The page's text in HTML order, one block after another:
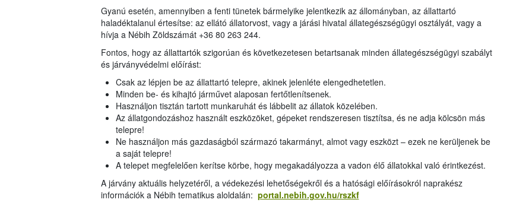
Gyanú esetén, amennyiben a fenti tünetek bármelyike jelentkezik az állományban, az állattartó
haladéktalanul értesítse: az ellátó állatorvost, vagy a járási hivatal állategészségügyi osztályát, vagy a
hívja a Nébih Zöldszámát +36 80 263 244.
Fontos, hogy az állattartók szigorúan és következetesen betartsanak minden állategészségügyi szabályt
és járványvédelmi előírást:
Csak az lépjen be az állattartó telepre, akinek jelenléte elengedhetetlen.
Minden be- és kihajtó járművet alaposan fertőtlenítsenek.
Használjon tisztán tartott munkaruhát és lábbelit az állatok közelében.
Az állatgondozáshoz használt eszközöket, gépeket rendszeresen tisztítsa, és ne adja kölcsön más
telepre!
Ne használjon más gazdaságból származó takarmányt, almot vagy eszközt – ezek ne kerüljenek be
a saját telepre!
A telepet megfelelően kerítse körbe, hogy megakadályozza a vadon élő állatokkal való érintkezést.
A járvány aktuális helyzetéről, a védekezési lehetőségekről és a hatósági előírásokról naprakész
információk a Nébih tematikus aloldalán: portal.nebih.gov.hu/rszkf